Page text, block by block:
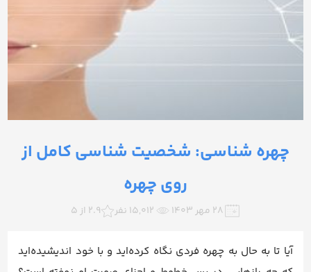
چهره شناسی: شخصیت شناسی کامل از
روی چهره
۲۸ مهر ۱۴۰۳ 15,012 نفر 2.9 از 5
آیا تا به حال به چهره فردی نگاه کرده‌اید و با خود اندیشیده‌اید